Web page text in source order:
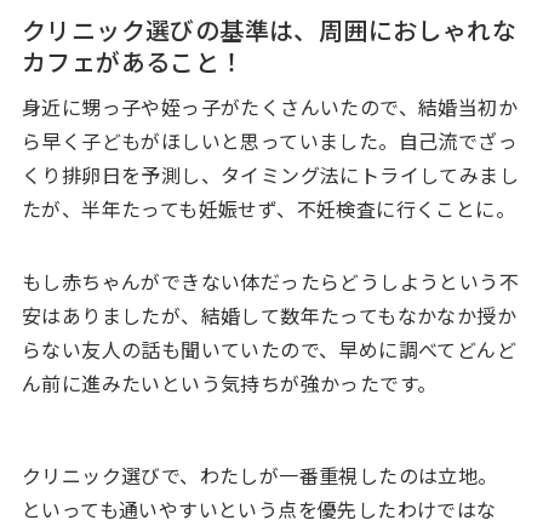
クリニック選びの基準は、周囲におしゃれな
カフェがあること！
身近に甥っ子や姪っ子がたくさんいたので、結婚当初か
ら早く子どもがほしいと思っていました。自己流でざっ
くり排卵日を予測し、タイミング法にトライしてみまし
たが、半年たっても妊娠せず、不妊検査に行くことに。
もし赤ちゃんができない体だったらどうしようという不
安はありましたが、結婚して数年たってもなかなか授か
らない友人の話も聞いていたので、早めに調べてどんど
ん前に進みたいという気持ちが強かったです。
クリニック選びで、わたしが一番重視したのは立地。
といっても通いやすいという点を優先したわけではな